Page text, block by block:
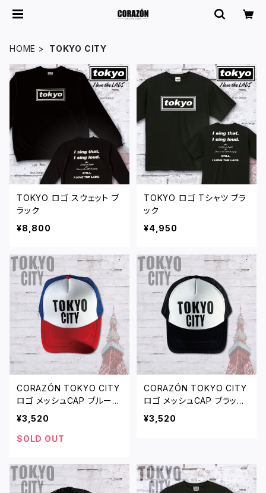
HOME TOKYO CITY
TOKYO ロゴ スウェット ブ
ラック
¥8,800
TOKYO ロゴ Tシャツ ブラ
ック
¥4,950
CORAZÓN TOKYO CITY
ロゴ メッシュCAP ブルー/
レッド/ホワイト
¥3,520
SOLD OUT
CORAZÓN TOKYO CITY
ロゴ メッシュCAP ブラック/
ホワイト
¥3,520